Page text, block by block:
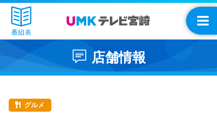
番組表
店舗情報
グルメ